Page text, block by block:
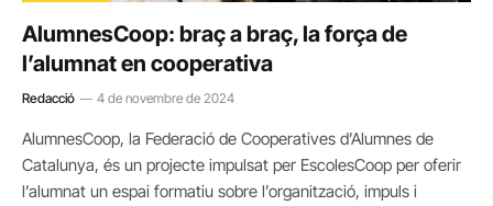
AlumnesCoop: braç a braç, la força de
l’alumnat en cooperativa
Redacció 4 de novembre de 2024
AlumnesCoop, la Federació de Cooperatives d’Alumnes de
Catalunya, és un projecte impulsat per EscolesCoop per oferir
l’alumnat un espai formatiu sobre l’organització, impuls i